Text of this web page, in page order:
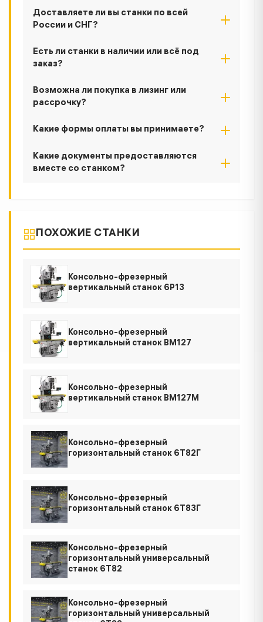
Доставляете ли вы станки по всей
России и СНГ?
Есть ли станки в наличии или всё под
заказ?
Возможна ли покупка в лизинг или
рассрочку?
Какие формы оплаты вы принимаете?
Какие документы предоставляются
вместе со станком?
ПОХОЖИЕ СТАНКИ
Консольно-фрезерный
вертикальный станок 6Р13
Консольно-фрезерный
вертикальный станок ВМ127
Консольно-фрезерный
вертикальный станок ВМ127М
Консольно-фрезерный
горизонтальный станок 6Т82Г
Консольно-фрезерный
горизонтальный станок 6Т83Г
Консольно-фрезерный
горизонтальный универсальный
станок 6Т82
Консольно-фрезерный
горизонтальный универсальный